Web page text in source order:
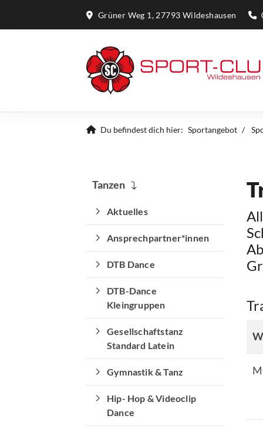
Grüner Weg 1, 27793 Wildeshausen
Du befindest dich hier: Sportangebot
Tanzen
Aktuelles
Ansprechpartner*innen
DTB Dance
DTB-Dance
Kleingruppen
Gesellschaftstanz
Standard Latein
Gymnastik & Tanz
Hip- Hop & Videoclip
Dance